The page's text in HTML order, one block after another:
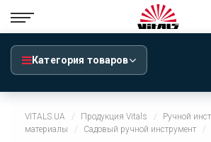
Категория товаров
VITALS.UA Продукция Vitals
Ручной
материалы
Садовый ручной инструмент